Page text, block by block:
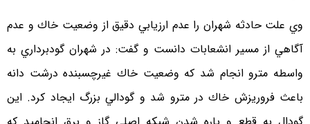
وي علت حادثه شهران را عدم ارزيابي دقيق از وضعيت خاك و عدم
آگاهي از مسير انشعابات دانست و گفت: در شهران گودبرداري به
واسطه مترو انجام شد كه وضعيت خاك غيرچسبنده درشت دانه
باعث فروريزش خاك در مترو شد و گودالي بزرگ ايجاد كرد. اين